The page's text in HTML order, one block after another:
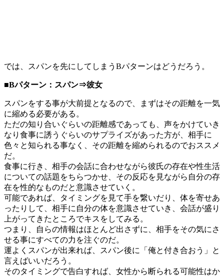
では、スパンを先にしてしまうBパターンはどうだろう。
■Bパターン：スパン⇒彼女
スパンをする事が大前提となるので、まずはその距離を一気
に縮める必要がある。
ただの知り合いぐらいの距離感であっても、声をかけていき
なり食事に誘うぐらいのサプライズがあった方が、相手に
色々と知られる事なく、その距離を縮められるのでおススメ
だ。
食事に行き、相手の会話に合わせながら彼氏の存在や性生活
についての話題をちらつかせ、その反応を見ながら自分の存
在を性的なものだと意識させていく。
可能であれば、タイミングを見て手を繋いだり、体を寄せあ
ったりして、相手に自分の体を意識させていき、会話が盛り
上がってきたところでキスをしてみる。
つまり、自らの情報はほとんど出さずに、相手をその気にさ
せる事にすべての力を注ぐのだ。
運よくスパンが出来れば、スパン後に「俺と付き合おう」と
言えばいいだろう。
そのタイミングで告白すれば、女性から断られる可能性はか